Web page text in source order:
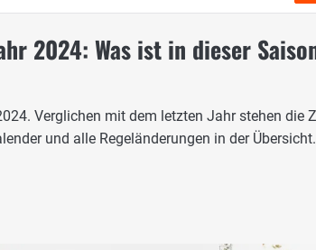
2024: Was ist in dieser
Verglichen mit dem letzten Jahr stehen die
und alle Regeländerungen in der Übersicht.